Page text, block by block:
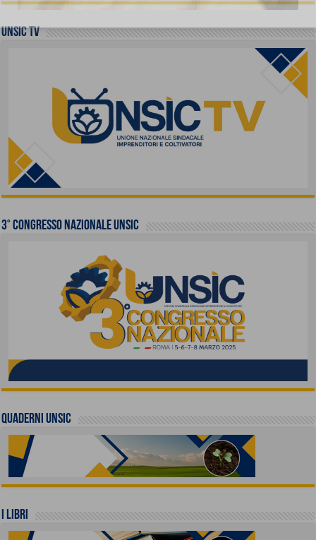
UNSIC TV
3° Congresso Nazionale UNSIC
QUADERNI UNSIC
I LIBRI